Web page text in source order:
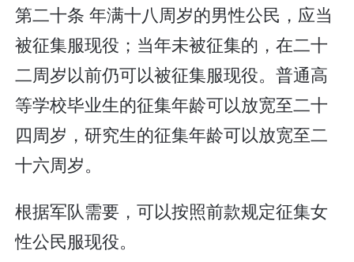
第二十条 年满十八周岁的男性公民，应当
被征集服现役；当年未被征集的，在二十
二周岁以前仍可以被征集服现役。普通高
等学校毕业生的征集年龄可以放宽至二十
四周岁，研究生的征集年龄可以放宽至二
十六周岁。
根据军队需要，可以按照前款规定征集女
性公民服现役。